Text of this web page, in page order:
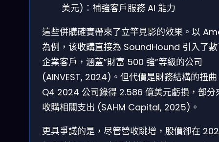
美元)：補強客戶服務 AI 能力
這些併購確實帶來了立竿見影的效果。以
為例，该收購直接為 SoundHound 引入了
企業客戶，涵蓋”財富 500 強”等級的公司
(AINVEST, 2024)。但代價是財務結構的扭
Q4 2024 公司錄得 2.586 億美元虧損，部分
收購相關支出 (SAHM Capital, 2025)。
更具爭議的是，尽管營收跳增，股價卻在